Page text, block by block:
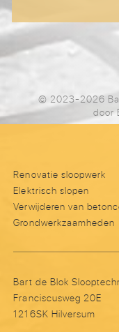
© 2023-2026
door
Renovatie sloopwerk
Elektrisch slopen
Verwijderen van
Grondwerkzaamheden
Bart de Blok
Franciscusweg 20E
1216SK Hilversum